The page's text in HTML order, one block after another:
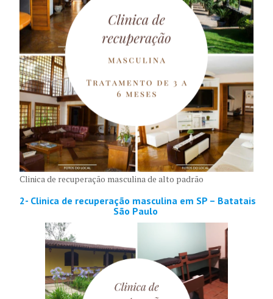
Clinica de recuperação masculina de alto padrão
2- Clinica de recuperação masculina em SP – Batatais
São Paulo